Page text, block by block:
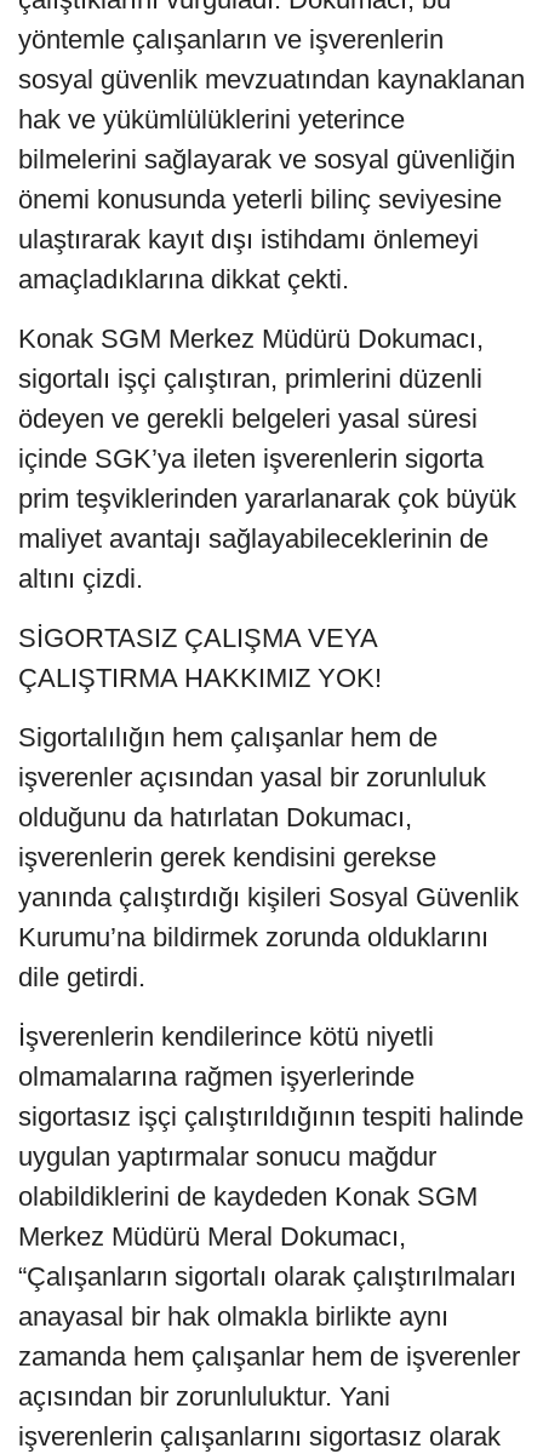
yöntemle çalışanların ve işverenlerin
sosyal güvenlik mevzuatından kaynaklanan
hak ve yükümlülüklerini yeterince
bilmelerini sağlayarak ve sosyal güvenliğin
önemi konusunda yeterli bilinç seviyesine
ulaştırarak kayıt dışı istihdamı önlemeyi
amaçladıklarına dikkat çekti.
Konak SGM Merkez Müdürü Dokumacı,
sigortalı işçi çalıştıran, primlerini düzenli
ödeyen ve gerekli belgeleri yasal süresi
içinde SGK’ya ileten işverenlerin sigorta
prim teşviklerinden yararlanarak çok büyük
maliyet avantajı sağlayabileceklerinin de
altını çizdi.
SİGORTASIZ ÇALIŞMA VEYA
ÇALIŞTIRMA HAKKIMIZ YOK!
Sigortalılığın hem çalışanlar hem de
işverenler açısından yasal bir zorunluluk
olduğunu da hatırlatan Dokumacı,
işverenlerin gerek kendisini gerekse
yanında çalıştırdığı kişileri Sosyal Güvenlik
Kurumu’na bildirmek zorunda olduklarını
dile getirdi.
İşverenlerin kendilerince kötü niyetli
olmamalarına rağmen işyerlerinde
sigortasız işçi çalıştırıldığının tespiti halinde
uygulan yaptırmalar sonucu mağdur
olabildiklerini de kaydeden Konak SGM
Merkez Müdürü Meral Dokumacı,
“Çalışanların sigortalı olarak çalıştırılmaları
anayasal bir hak olmakla birlikte aynı
zamanda hem çalışanlar hem de işverenler
açısından bir zorunluluktur. Yani
işverenlerin çalışanlarını sigortasız olarak